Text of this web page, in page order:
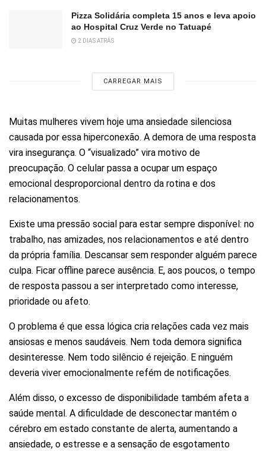
Pizza Solidária completa 15 anos e leva apoio
ao Hospital Cruz Verde no Tatuapé
2 DIAS ATRÁS
CARREGAR MAIS
Muitas mulheres vivem hoje uma ansiedade silenciosa
causada por essa hiperconexão. A demora de uma resposta
vira insegurança. O “visualizado” vira motivo de
preocupação. O celular passa a ocupar um espaço
emocional desproporcional dentro da rotina e dos
relacionamentos.
Existe uma pressão social para estar sempre disponível: no
trabalho, nas amizades, nos relacionamentos e até dentro
da própria família. Descansar sem responder alguém parece
culpa. Ficar offline parece ausência. E, aos poucos, o tempo
de resposta passou a ser interpretado como interesse,
prioridade ou afeto.
O problema é que essa lógica cria relações cada vez mais
ansiosas e menos saudáveis. Nem toda demora significa
desinteresse. Nem todo silêncio é rejeição. E ninguém
deveria viver emocionalmente refém de notificações.
Além disso, o excesso de disponibilidade também afeta a
saúde mental. A dificuldade de desconectar mantém o
cérebro em estado constante de alerta, aumentando a
ansiedade, o estresse e a sensação de esgotamento